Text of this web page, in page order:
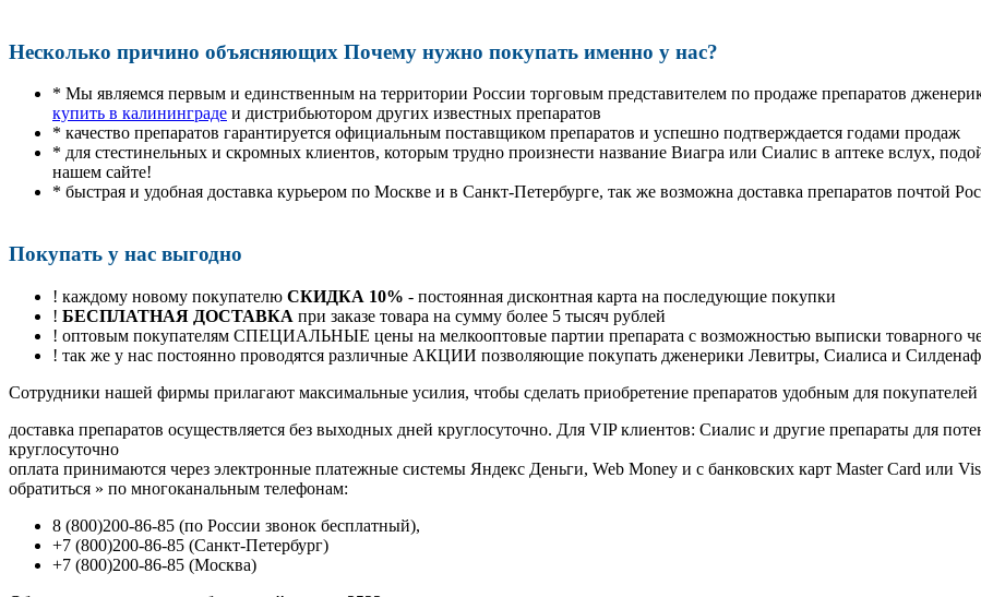
Несколько причино объясняющих Почему нужно покупать именно у нас?
* Мы являемся первым и единственным на территории России торговым представителем по продаже препаратов
купить в калининграде и дистрибьютором других известных препаратов
* качество препаратов гарантируется официальным поставщиком препаратов и успешно подтверждается годами продаж
* для стестинельных и скромных клиентов, которым трудно произнести название Виагра или Сиалис в аптеке вслух,
нашем сайте!
* быстрая и удобная доставка курьером по Москве и в Санкт-Петербурге, так же возможна доставка препаратов почтой
Покупать у нас выгодно
! каждому новому покупателю СКИДКА 10% - постоянная дисконтная карта на последующие покупки
! БЕСПЛАТНАЯ ДОСТАВКА при заказе товара на сумму более 5 тысяч рублей
! оптовым покупателям СПЕЦИАЛЬНЫЕ цены на мелкооптовые партии препарата с возможностью выписки товарного
! так же у нас постоянно проводятся различные АКЦИИ позволяющие покупать дженерики Левитры, Сиалиса и
Cотрудники нашей фирмы прилагают максимальные усилия, чтобы сделать приобретение препаратов удобным для покупателей
доставка препаратов осуществляется без выходных дней круглосуточно. Для VIP клиентов: Сиалис и другие препараты для
круглосуточно
оплата принимаются через электронные платежные системы Яндекс Деньги, Web Money и с банковских карт Master Card или
обратиться » по многоканальным телефонам:
8 (800)200-86-85 (по России звонок бесплатный),
+7 (800)200-86-85 (Санкт-Петербург)
+7 (800)200-86-85 (Москва)